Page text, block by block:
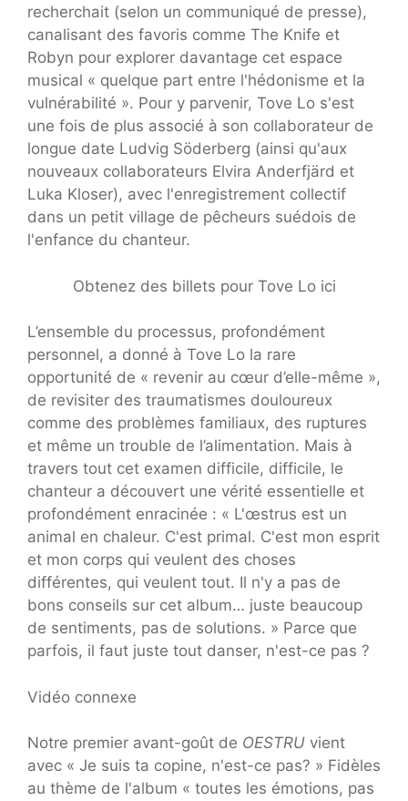
recherchait (selon un communiqué de presse),
canalisant des favoris comme The Knife et
Robyn pour explorer davantage cet espace
musical « quelque part entre l'hédonisme et la
vulnérabilité ». Pour y parvenir, Tove Lo s'est
une fois de plus associé à son collaborateur de
longue date Ludvig Söderberg (ainsi qu'aux
nouveaux collaborateurs Elvira Anderfjärd et
Luka Kloser), avec l'enregistrement collectif
dans un petit village de pêcheurs suédois de
l'enfance du chanteur.
Obtenez des billets pour Tove Lo ici
L’ensemble du processus, profondément
personnel, a donné à Tove Lo la rare
opportunité de « revenir au cœur d’elle-même »,
de revisiter des traumatismes douloureux
comme des problèmes familiaux, des ruptures
et même un trouble de l’alimentation. Mais à
travers tout cet examen difficile, difficile, le
chanteur a découvert une vérité essentielle et
profondément enracinée : « L'œstrus est un
animal en chaleur. C'est primal. C'est mon esprit
et mon corps qui veulent des choses
différentes, qui veulent tout. Il n'y a pas de
bons conseils sur cet album… juste beaucoup
de sentiments, pas de solutions. » Parce que
parfois, il faut juste tout danser, n'est-ce pas ?
Vidéo connexe
Notre premier avant-goût de OESTRU vient
avec « Je suis ta copine, n'est-ce pas? » Fidèles
au thème de l'album « toutes les émotions, pas